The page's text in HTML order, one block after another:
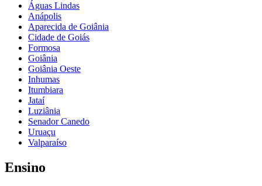
Águas Lindas
Anápolis
Aparecida de Goiânia
Cidade de Goiás
Formosa
Goiânia
Goiânia Oeste
Inhumas
Itumbiara
Jataí
Luziânia
Senador Canedo
Uruaçu
Valparaíso
Ensino